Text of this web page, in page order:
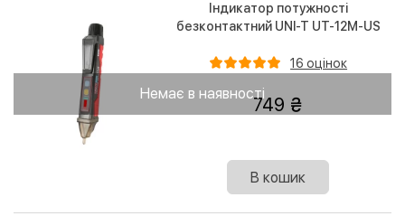
Немає в наявності
Індикатор потужності
безконтактний UNI-T UT-12M-US
16 оцінок
749
В кошик